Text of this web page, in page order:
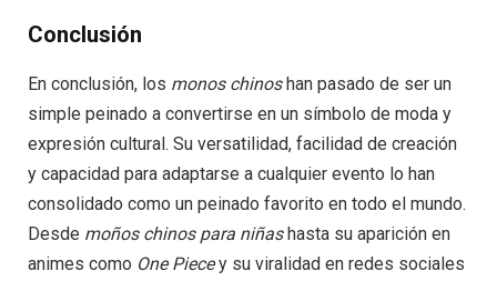
Conclusión
En conclusión, los monos chinoshan pasado de ser un
simple peinado a convertirse en un símbolo de moda y
expresión cultural. Su versatilidad, facilidad de creación
y capacidad para adaptarse a cualquier evento lo han
consolidado como un peinado favorito en todo el mundo.
Desde moños chinos para niñashasta su aparición en
animes como One Piecey su viralidad en redes sociales